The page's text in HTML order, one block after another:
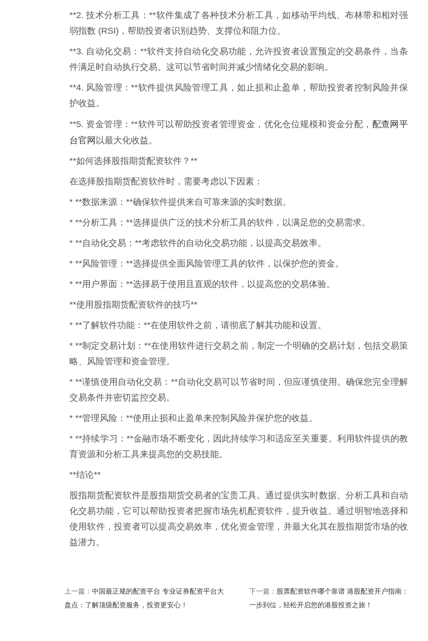
**2. 技术分析工具：**软件集成了各种技术分析工具，如移动平均线、布林带和相对强
弱指数 (RSI)，帮助投资者识别趋势、支撑位和阻力位。
**3. 自动化交易：**软件支持自动化交易功能，允许投资者设置预定的交易条件，当条
件满足时自动执行交易。这可以节省时间并减少情绪化交易的影响。
**4. 风险管理：**软件提供风险管理工具，如止损和止盈单，帮助投资者控制风险并保
护收益。
**5. 资金管理：**软件可以帮助投资者管理资金，优化仓位规模和资金分配， 配查网平
台官网 以最大化收益。
**如何选择股指期货配资软件？**
在选择股指期货配资软件时，需要考虑以下因素：
* **数据来源：**确保软件提供来自可靠来源的实时数据。
* **分析工具：**选择提供广泛的技术分析工具的软件，以满足您的交易需求。
* **自动化交易：**考虑软件的自动化交易功能，以提高交易效率。
* **风险管理：**选择提供全面风险管理工具的软件，以保护您的资金。
* **用户界面：**选择易于使用且直观的软件，以提高您的交易体验。
**使用股指期货配资软件的技巧**
* **了解软件功能：**在使用软件之前，请彻底了解其功能和设置。
* **制定交易计划：**在使用软件进行交易之前，制定一个明确的交易计划，包括交易策
略、风险管理和资金管理。
* **谨慎使用自动化交易：**自动化交易可以节省时间，但应谨慎使用。确保您完全理解
交易条件并密切监控交易。
* **管理风险：**使用止损和止盈单来控制风险并保护您的收益。
* **持续学习：**金融市场不断变化，因此持续学习和适应至关重要。利用软件提供的教
育资源和分析工具来提高您的交易技能。
**结论**
股指期货配资软件是股指期货交易者的宝贵工具。通过提供实时数据、分析工具和自动
化交易功能，它可以帮助投资者把握市场先机配资软件，提升收益。通过明智地选择和
使用软件，投资者可以提高交易效率，优化资金管理，并最大化其在股指期货市场的收
益潜力。
上一篇： 中国最正规的配资平台 专业证券配资平台大
盘点：了解顶级配资服务，投资更安心！
下一篇： 股票配资软件哪个靠谱 港股配资开户指南：
一步到位，轻松开启您的港股投资之旅！